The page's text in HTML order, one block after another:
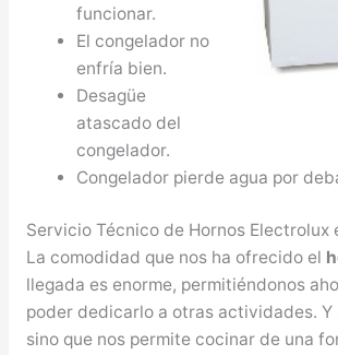
funcionar.
El congelador no
enfría bien.
Desagüe
atascado del
congelador.
Congelador pierde agua por
Servicio Técnico de Hornos Electrolux
La comodidad que nos ha ofrecido el
llegada es enorme, permitiéndonos
poder dedicarlo a otras actividades. Y
sino que nos permite cocinar de una